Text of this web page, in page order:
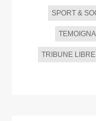
SPORT &
TRIBUNE LIBRE